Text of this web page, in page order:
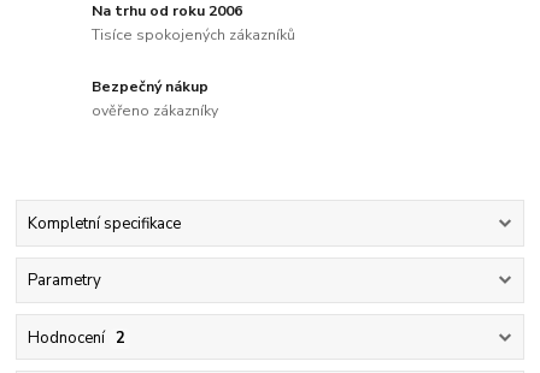
Na trhu od roku 2006
Tisíce spokojených zákazníků
Bezpečný nákup
ověřeno zákazníky
Kompletní specifikace
Parametry
Hodnocení 2